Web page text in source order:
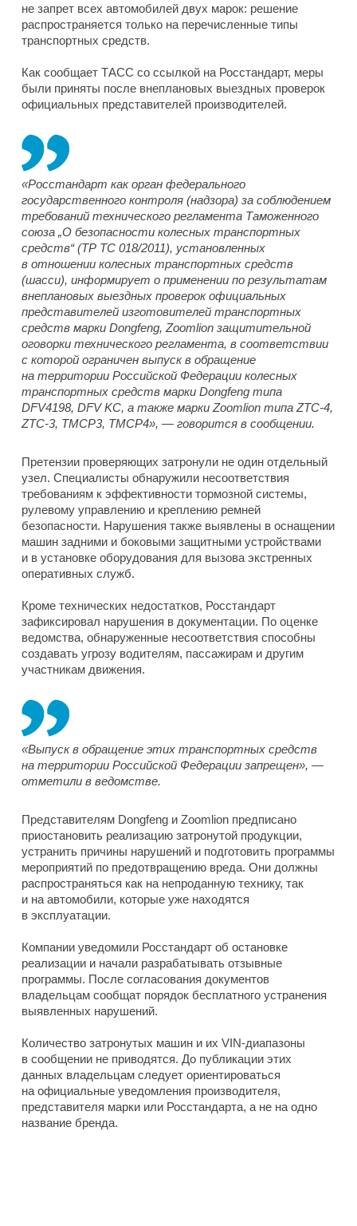
не запрет всех автомобилей двух марок: решение
распространяется только на перечисленные типы
транспортных средств.
Как сообщает ТАСС со ссылкой на Росстандарт, меры
были приняты после внеплановых выездных проверок
официальных представителей производителей.
«Росстандарт как орган федерального
государственного контроля (надзора) за соблюдением
требований технического регламента Таможенного
союза „О безопасности колесных транспортных
средств“ (ТР ТС 018/2011), установленных
в отношении колесных транспортных средств
(шасси), информирует о применении по результатам
внеплановых выездных проверок официальных
представителей изготовителей транспортных
средств марки Dongfeng, Zoomlion защитительной
оговорки технического регламента, в соответствии
с которой ограничен выпуск в обращение
на территории Российской Федерации колесных
транспортных средств марки Dongfeng типа
DFV4198, DFV KC, а также марки Zoomlion типа ZTC-4,
ZTC-3, TMCP3, TMCP4», — говорится в сообщении.
Претензии проверяющих затронули не один отдельный
узел. Специалисты обнаружили несоответствия
требованиям к эффективности тормозной системы,
рулевому управлению и креплению ремней
безопасности. Нарушения также выявлены в оснащении
машин задними и боковыми защитными устройствами
и в установке оборудования для вызова экстренных
оперативных служб.
Кроме технических недостатков, Росстандарт
зафиксировал нарушения в документации. По оценке
ведомства, обнаруженные несоответствия способны
создавать угрозу водителям, пассажирам и другим
участникам движения.
«Выпуск в обращение этих транспортных средств
на территории Российской Федерации запрещен», —
отметили в ведомстве.
Представителям Dongfeng и Zoomlion предписано
приостановить реализацию затронутой продукции,
устранить причины нарушений и подготовить программы
мероприятий по предотвращению вреда. Они должны
распространяться как на непроданную технику, так
и на автомобили, которые уже находятся
в эксплуатации.
Компании уведомили Росстандарт об остановке
реализации и начали разрабатывать отзывные
программы. После согласования документов
владельцам сообщат порядок бесплатного устранения
выявленных нарушений.
Количество затронутых машин и их VIN-диапазоны
в сообщении не приводятся. До публикации этих
данных владельцам следует ориентироваться
на официальные уведомления производителя,
представителя марки или Росстандарта, а не на одно
название бренда.